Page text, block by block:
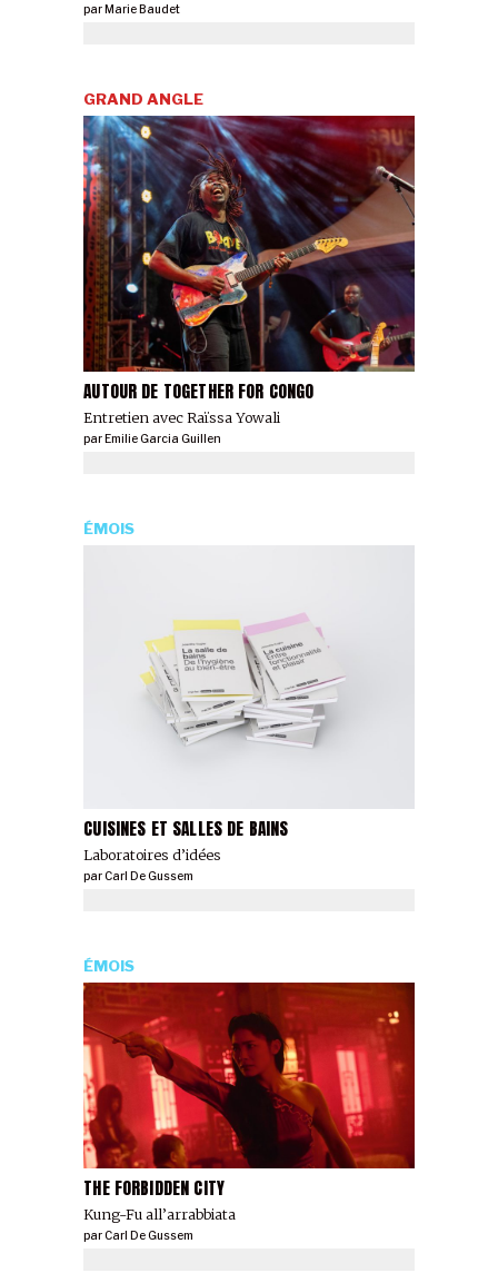
parMarie Baudet
AUTOUR DE TOGETHER FOR CONGO
Entretien avec Raïssa Yowali
GRAND ANGLE
parEmilie Garcia Guillen
CUISINES ET SALLES DE BAINS
Laboratoires d’idées
ÉMOIS
parCarl De Gussem
THE FORBIDDEN CITY
Kung-Fu all’arrabbiata
ÉMOIS
parCarl De Gussem